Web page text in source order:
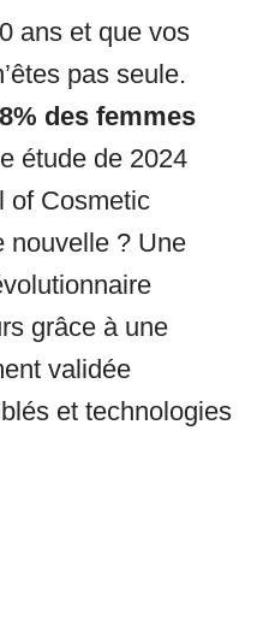
ans et que vos
pas seule.
des femmes
étude de 2024
of Cosmetic
nouvelle ? Une
grâce à une
validée
et technologies